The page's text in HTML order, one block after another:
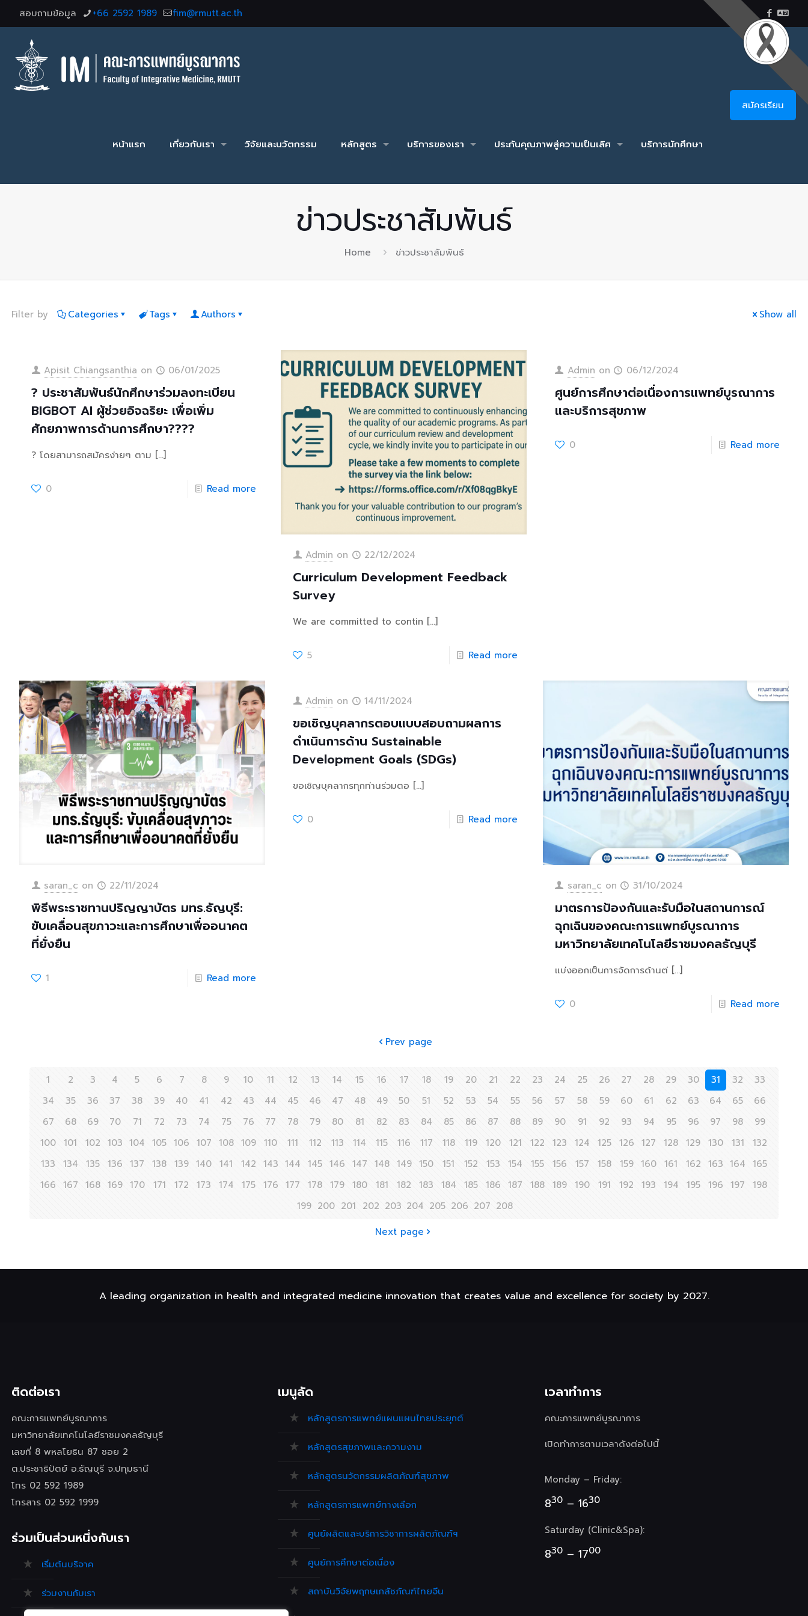
สอบถามข้อมูล +66 2592 1989 fim@rmutt.ac.th
หน้าแรก เกี่ยวกับเรา วิจัยและนวัตกรรม หลักสูตร บริการของเรา ประกันคุณภาพสู่ความเป็นเลิศ บริการนักศึกษา
สมัครเรียน
ข่าวประชาสัมพันธ์
Home ข่าวประชาสัมพันธ์
Filter by Categories Tags Authors Show all
Apisit Chiangsanthia on 06/01/2025
? ประชาสัมพันธ์นักศึกษาร่วมลงทะเบียน
BIGBOT AI ผู้ช่วยอิจฉริยะ เพื่อเพิ่ม
ศักยภาพการด้านการศึกษา???‍?
? โดยสามารถสมัครง่ายๆ ตาม […]
0 Read more
Admin on 22/12/2024
Curriculum Development Feedback
Survey
We are committed to contin […]
5 Read more
Admin on 06/12/2024
ศูนย์การศึกษาต่อเนื่องการแพทย์บูรณาการ
และบริการสุขภาพ
0 Read more
saran_c on 22/11/2024
พิธีพระราชทานปริญญาบัตร มทร.ธัญบุรี:
ขับเคลื่อนสุขภาวะและการศึกษาเพื่ออนาคต
ที่ยั่งยืน
1 Read more
Admin on 14/11/2024
ขอเชิญบุคลากรตอบแบบสอบถามผลการ
ดำเนินการด้าน Sustainable
Development Goals (SDGs)
ขอเชิญบุคลากรทุกท่านร่วมตอ […]
0 Read more
saran_c on 31/10/2024
มาตรการป้องกันและรับมือในสถานการณ์
ฉุกเฉินของคณะการแพทย์บูรณาการ
มหาวิทยาลัยเทคโนโลยีราชมงคลธัญบุรี
แบ่งออกเป็นการจัดการด้านต่[…]
0 Read more
Prev page
1 2 3 4 5 6 7 8 9 10 11 12 13 14 15 16 17 18 19 20 21 22 23 24 25 26 27 28 29 30 31 32
33
34
35 36 37 38 39 40 41 42 43 44 45 46 47 48 49 50 51 52 53 54 55 56 57 58 59 60 61 62 63 64 65
66
67
68 69 70 71 72 73 74 75 76 77 78 79 80 81 82 83 84 85 86 87 88 89 90 91 92 93 94 95 96 97 98
99
100 101 102 103 104 105 106 107 108 109 110 111 112 113 114 115 116 117 118 119 120 121 122 123 124 125 126 127 128 129 130 131
132
133
134 135 136 137 138 139 140 141 142 143 144 145 146 147 148 149 150 151 152 153 154 155 156 157 158 159 160 161 162 163 164 165
166 167 168 169 170 171 172 173 174 175 176 177 178 179 180 181 182 183 184 185 186 187 188 189 190 191 192 193 194 195 196 197
198
199 200 201 202 203 204 205 206 207 208
Next page
A leading organization in health and integrated medicine innovation that creates value and excellence for society by 2027.
ติดต่อเรา
คณะการแพทย์บูรณาการ
มหาวิทยาลัยเทคโนโลยีราชมงคลธัญบุรี
เลขที่ 8 พหลโยธิน 87 ซอย 2
ต.ประชาธิปัตย์ อ.ธัญบุรี จ.ปทุมธานี
โทร 02 592 1989
โทรสาร 02 592 1999
ร่วมเป็นส่วนหนึ่งกับเรา
เริ่มต้นบริจาค
ร่วมงานกับเรา
เมนูลัด
หลักสูตรการแพทย์แผนแผนไทยประยุกต์
หลักสูตรสุขภาพและความงาม
หลักสูตรนวัตกรรมผลิตภัณฑ์สุขภาพ
หลักสูตรการแพทย์ทางเลือก
ศูนย์ผลิตและบริการวิชาการผลิตภัณฑ์ฯ
ศูนย์การศึกษาต่อเนื่อง
สถาบันวิจัยพฤกษเภสัชภัณฑ์ไทยจีน
เวลาทำการ
คณะการแพทย์บูรณาการ
เปิดทำการตามเวลาดังต่อไปนี้
Monday – Friday:
830– 1630
Saturday (Clinic&Spa):
830– 1700